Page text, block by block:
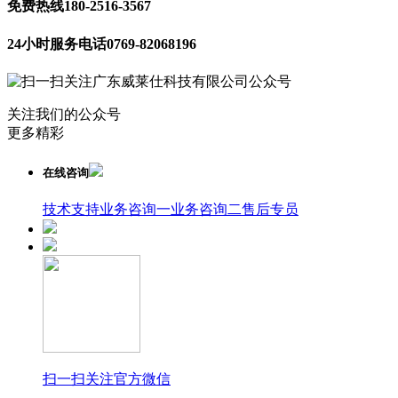
免费热线180-2516-3567
24小时服务电话0769-82068196
关注我们的公众号
更多精彩
在线咨询
技术支持业务咨询一业务咨询二售后专员
扫一扫关注官方微信